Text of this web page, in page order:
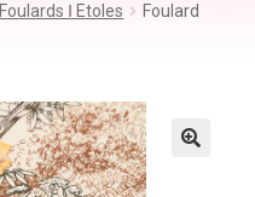
Foulards Ⅰ Etoles
Foulard